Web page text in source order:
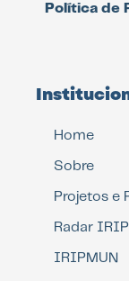
Política de
Home
Sobre
Projetos e
Radar IRIP
IRIPMUN